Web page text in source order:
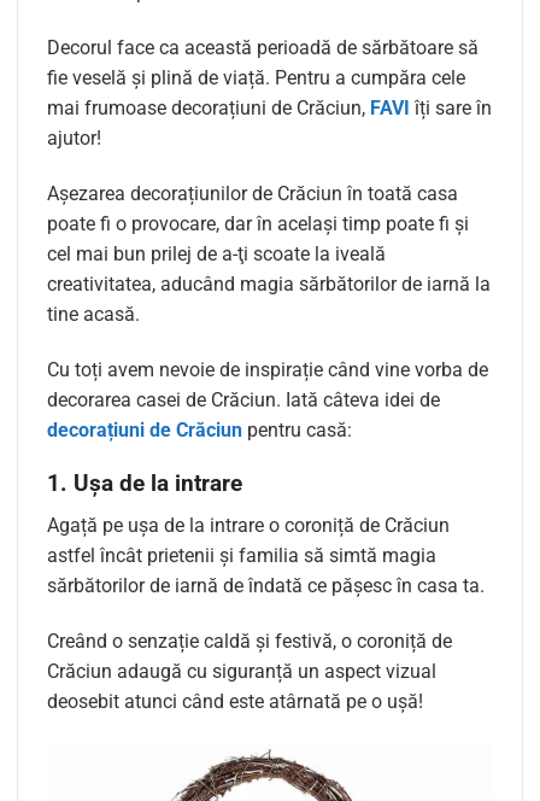
Decorul face ca această perioadă de sărbătoare să
fie veselă și plină de viață. Pentru a cumpăra cele
mai frumoase decorațiuni de Crăciun, FAVI îți sare în
ajutor!
Așezarea decorațiunilor de Crăciun în toată casa
poate fi o provocare, dar în același timp poate fi și
cel mai bun prilej de a-ţi scoate la iveală
creativitatea, aducând magia sărbătorilor de iarnă la
tine acasă.
Cu toți avem nevoie de inspirație când vine vorba de
decorarea casei de Crăciun. Iată câteva idei de
decorațiuni de Crăciun pentru casă:
1. Ușa de la intrare
Agață pe ușa de la intrare o coroniță de Crăciun
astfel încât prietenii şi familia să simtă magia
sărbătorilor de iarnă de îndată ce pășesc în casa ta.
Creând o senzație caldă și festivă, o coroniță de
Crăciun adaugă cu siguranță un aspect vizual
deosebit atunci când este atârnată pe o ușă!